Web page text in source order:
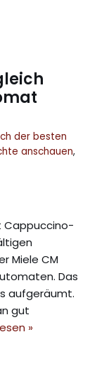
der besten
anschauen,
Cappuccino-
Miele CM
Das
aufgeräumt.
gut
»